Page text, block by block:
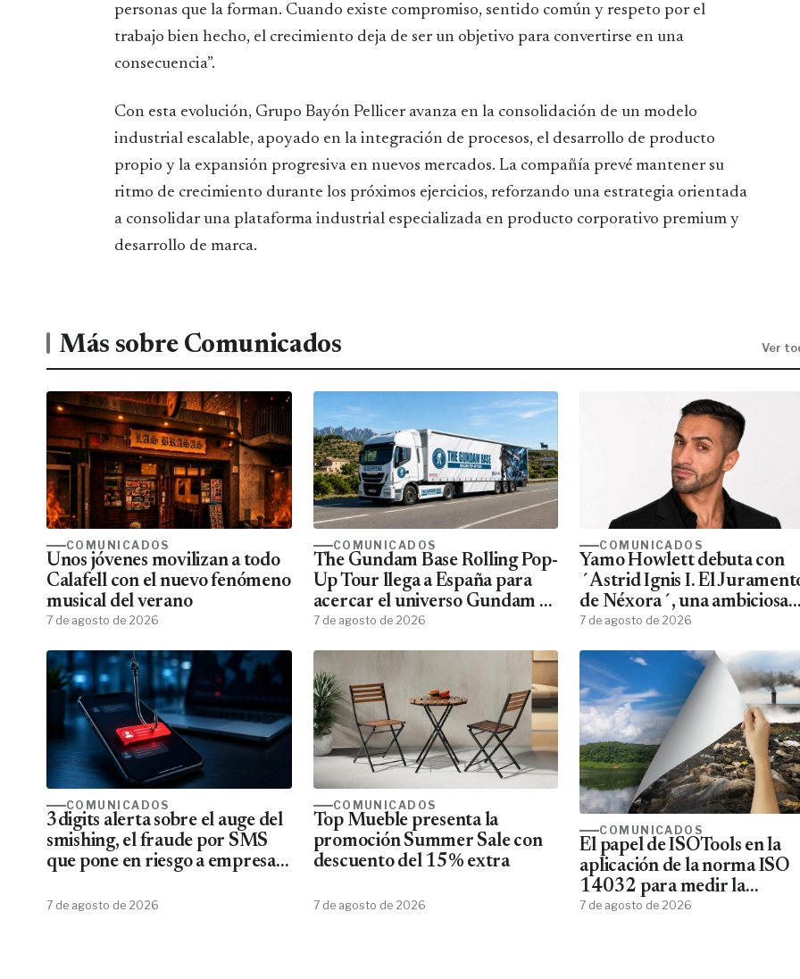
personas que la forman. Cuando existe compromiso, sentido común y respeto por el
trabajo bien hecho, el crecimiento deja de ser un objetivo para convertirse en una
consecuencia”.
Con esta evolución, Grupo Bayón Pellicer avanza en la consolidación de un modelo
industrial escalable, apoyado en la integración de procesos, el desarrollo de producto
propio y la expansión progresiva en nuevos mercados. La compañía prevé mantener su
ritmo de crecimiento durante los próximos ejercicios, reforzando una estrategia orientada
a consolidar una plataforma industrial especializada en producto corporativo premium y
desarrollo de marca.
Más sobre Comunicados Ver
COMUNICADOS
Unos jóvenes movilizan a todo
Calafell con el nuevo fenómeno
musical del verano
7 de agosto de 2026
COMUNICADOS
The Gundam Base Rolling Pop-
Up Tour llega a España para
acercar el universo Gundam a
todos los fans
7 de agosto de 2026
COMUNICADOS
Yamo Howlett debuta con
´Astrid Ignis I. El
de Néxora´, una ambiciosa
saga de fantasía y ciencia
7 de agosto de 2026
COMUNICADOS
3digits alerta sobre el auge del
smishing, el fraude por SMS
que pone en riesgo a empresas
7 de agosto de 2026
COMUNICADOS
Top Mueble presenta la
promoción Summer Sale con
descuento del 15% extra
7 de agosto de 2026
COMUNICADOS
El papel de ISOTools en la
aplicación de la norma ISO
14032 para medir la
sostenibilidad empresarial
7 de agosto de 2026